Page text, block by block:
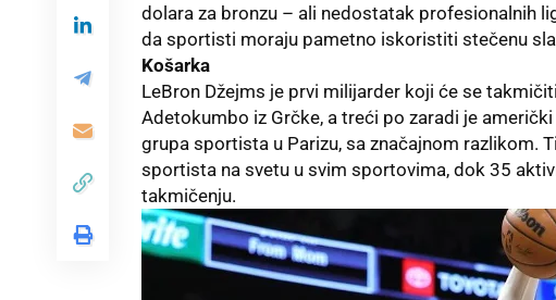
dolara za bronzu – ali nedostatak profesionalnih
da sportisti moraju pametno iskoristiti stečenu
Košarka
LeBron Džejms je prvi milijarder koji će se
Adetokumbo iz Grčke, a treći po zaradi je
grupa sportista u Parizu, sa značajnom razlikom.
sportista na svetu u svim sportovima, dok 35
takmičenju.